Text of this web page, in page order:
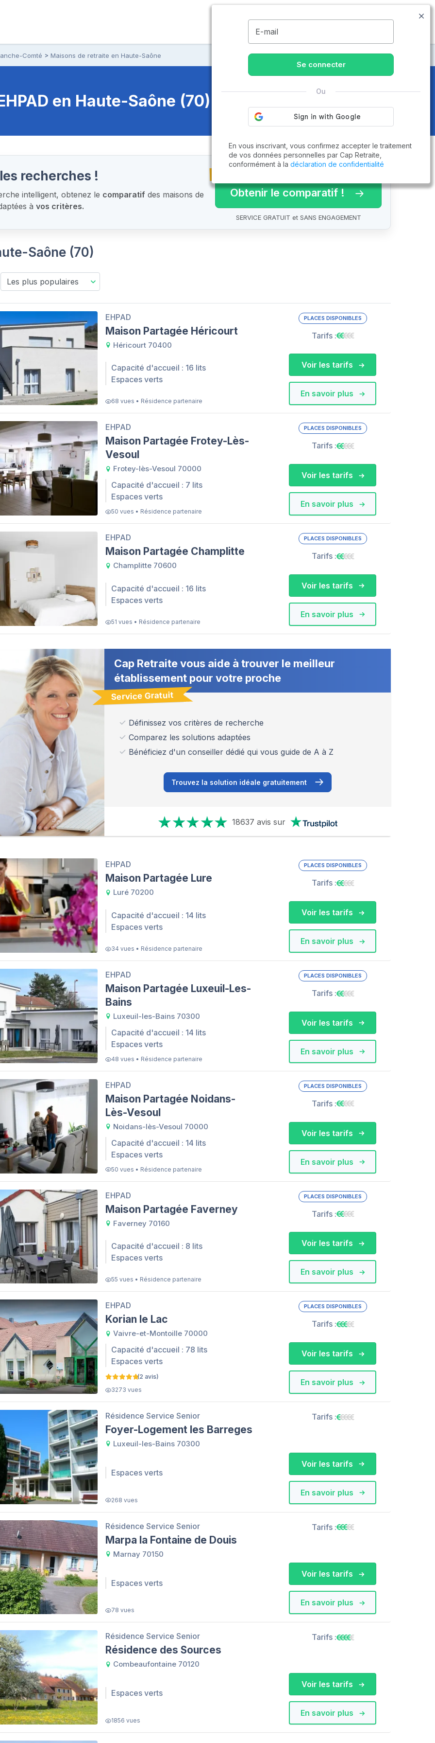
09.74.59.59.57
Comté Maisons de retraite en Haute-Saône
en Haute-Saône (70)
recherches !
intelligent, obtenez le comparatif des maisons de
àvos critères.
Obtenir le comparatif !
SERVICE GRATUIT et SANS ENGAGEMENT
Saône (70)
EHPAD
Maison Partagée Héricourt
Héricourt 70400
Capacité d'accueil : 16 lits
Espaces verts
68 vues • Résidence partenaire
PLACES DISPONIBLES
Tarifs :
En savoir plus
Voir les tarifs
EHPAD
Maison Partagée Frotey-Lès-
Vesoul
Frotey-lès-Vesoul 70000
Capacité d'accueil : 7 lits
Espaces verts
50 vues • Résidence partenaire
PLACES DISPONIBLES
Tarifs :
En savoir plus
Voir les tarifs
EHPAD
Maison Partagée Champlitte
Champlitte 70600
Capacité d'accueil : 16 lits
Espaces verts
51 vues • Résidence partenaire
PLACES DISPONIBLES
Tarifs :
En savoir plus
Voir les tarifs
Cap Retraite vous aide à trouver le meilleur
établissement pour votre proche
Service Gratuit
Définissez vos critères de recherche
Comparez les solutions adaptées
Bénéficiez d'un conseiller dédié qui vous guide de A à Z
Trouvez la solution idéale gratuitement
18637 avis sur
EHPAD
Maison Partagée Lure
Luré 70200
Capacité d'accueil : 14 lits
Espaces verts
34 vues • Résidence partenaire
PLACES DISPONIBLES
Tarifs :
En savoir plus
Voir les tarifs
EHPAD
Maison Partagée Luxeuil-Les-
Bains
Luxeuil-les-Bains 70300
Capacité d'accueil : 14 lits
Espaces verts
48 vues • Résidence partenaire
PLACES DISPONIBLES
Tarifs :
En savoir plus
Voir les tarifs
EHPAD
Maison Partagée Noidans-
Lès-Vesoul
Noidans-lès-Vesoul 70000
Capacité d'accueil : 14 lits
Espaces verts
50 vues • Résidence partenaire
PLACES DISPONIBLES
Tarifs :
En savoir plus
Voir les tarifs
EHPAD
Maison Partagée Faverney
Faverney 70160
Capacité d'accueil : 8 lits
Espaces verts
55 vues • Résidence partenaire
PLACES DISPONIBLES
Tarifs :
En savoir plus
Voir les tarifs
EHPAD
Korian le Lac
Vaivre-et-Montoille 70000
Capacité d'accueil : 78 lits
Espaces verts
(2 avis)
3273 vues
PLACES DISPONIBLES
Tarifs :
En savoir plus
Voir les tarifs
Résidence Service Senior
Foyer-Logement les Barreges
Luxeuil-les-Bains 70300
Espaces verts
268 vues
Tarifs :
En savoir plus
Voir les tarifs
Résidence Service Senior
Marpa la Fontaine de Douis
Marnay 70150
Espaces verts
78 vues
Tarifs :
En savoir plus
Voir les tarifs
Résidence Service Senior
Résidence des Sources
Combeaufontaine 70120
Espaces verts
1856 vues
Tarifs :
En savoir plus
Voir les tarifs
E-mail
Se connecter
Ou
En vous inscrivant, vous confirmez accepter le traitement
de vos données personnelles par Cap Retraite,
conformément à la déclaration de confidentialité